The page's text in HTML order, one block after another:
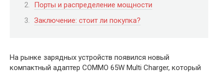
Порты и распределение мощности
Заключение: стоит ли покупка?
На рынке зарядных устройств появился новый
компактный адаптер COMMO 65W Multi Charger, который